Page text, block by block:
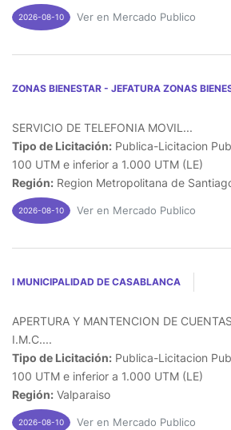
2026-08-10 Ver en Mercado Publico
ZONAS BIENESTAR - JEFATURA ZONAS
SERVICIO DE TELEFONIA MOVIL...
Tipo de Licitación: Publica-Licitacion
100 UTM e inferior a 1.000 UTM (LE)
Región: Region Metropolitana de
2026-08-10 Ver en Mercado Publico
I MUNICIPALIDAD DE CASABLANCA
APERTURA Y MANTENCION DE
I.M.C....
Tipo de Licitación: Publica-Licitacion
100 UTM e inferior a 1.000 UTM (LE)
Región: Valparaiso
2026-08-10 Ver en Mercado Publico